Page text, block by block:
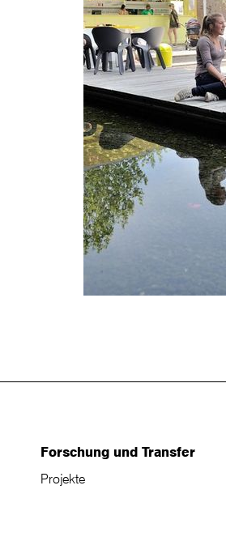
Forschung und Transfer
Projekte